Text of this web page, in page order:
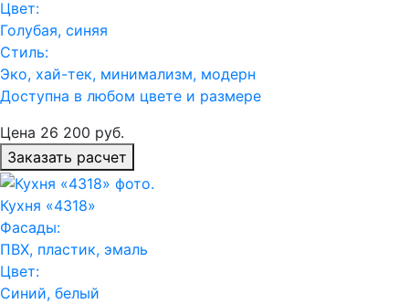
Цвет:
Голубая, синяя
Стиль:
Эко, хай-тек, минимализм, модерн
Доступна в любом цвете и размере
Цена 26 200 руб.
Заказать расчет
Кухня «4318»
Фасады:
ПВХ, пластик, эмаль
Цвет:
Синий, белый